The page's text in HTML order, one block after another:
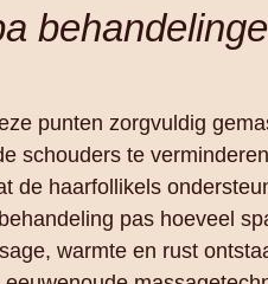
punten zorgvuldig
schouders te
de haarfollikels
pas hoeveel
warmte en rust